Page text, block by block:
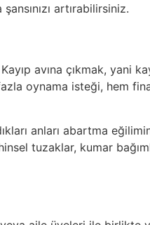
artırabilirsiniz.
avına çıkmak, yani
oynama isteği, hem
anları abartma
tuzaklar, kumar